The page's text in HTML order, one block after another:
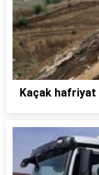
Kaçak hafriyat